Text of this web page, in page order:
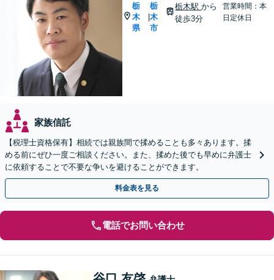
栃
木
県
栃
木
市
栃木駅から
徒歩3分
営業時間：本
日定休日
家族信託
【税理士資格保有】相続では親族間で揉めることも多々あります。揉
める前にぜひ一度ご相談ください。また、揉めた後でも早めに弁護士
に依頼することで不要な争いを避けることができます。
料金表を見る
電話でお問い合わせ